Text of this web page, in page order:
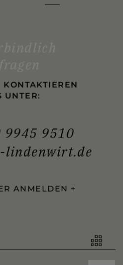
KONTAKTIEREN
UNTER:
9945 9510
lindenwirt.de
ANMELDEN